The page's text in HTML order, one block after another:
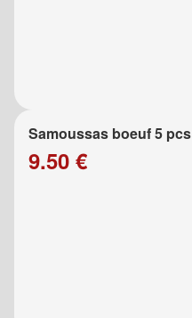
Samoussas boeuf 5 pcs
9.50 €